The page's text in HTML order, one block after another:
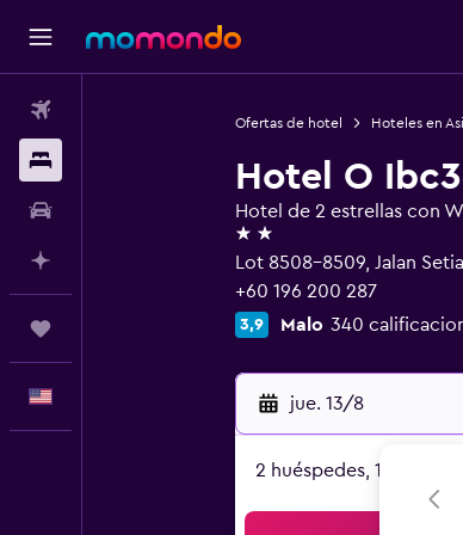
Ofertas de hotel Hoteles en
Hotel O
Hotel de 2 estrellas con
2 estrellas
Lot 8508-8509, Jalan
+60 196 200 287
3,9 Malo 340
jue. 13/8
2 huéspedes, 1